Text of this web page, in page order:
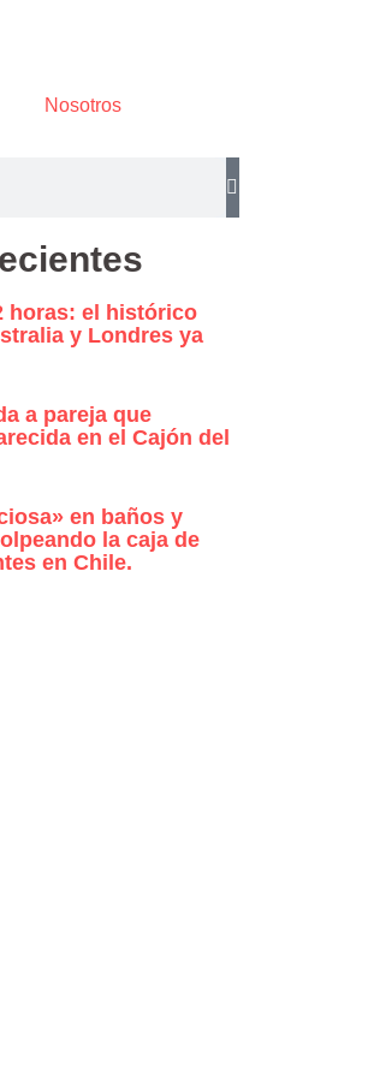
Nosotros
horas: el histórico
y Londres ya
a pareja que
en el Cajón del
en baños y
la caja de
en Chile.